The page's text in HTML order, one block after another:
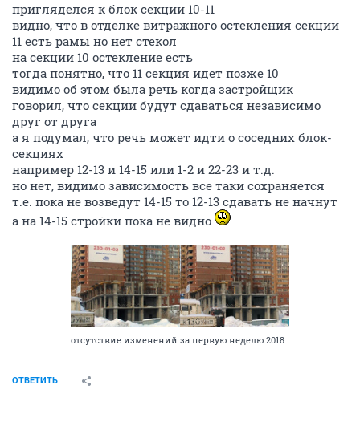
пригляделся к блок секции 10-11
видно, что в отделке витражного остекления секции
11 есть рамы но нет стекол
на секции 10 остекление есть
тогда понятно, что 11 секция идет позже 10
видимо об этом была речь когда застройщик
говорил, что секции будут сдаваться независимо
друг от друга
а я подумал, что речь может идти о соседних блок-
секциях
например 12-13 и 14-15 или 1-2 и 22-23 и т.д.
но нет, видимо зависимость все таки сохраняется
т.е. пока не возведут 14-15 то 12-13 сдавать не начнут
а на 14-15 стройки пока не видно
отсутствие изменений за первую неделю 2018
ОТВЕТИТЬ